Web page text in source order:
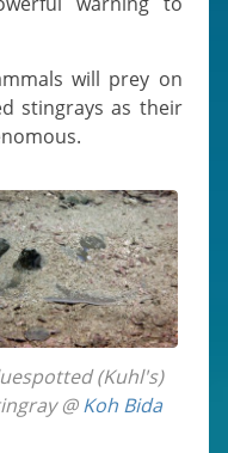
stingrays as their
@Koh Bida